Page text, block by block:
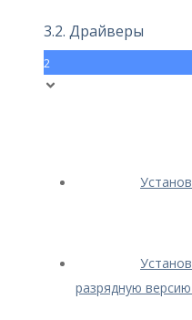
3.2. Драйверы
2
разрядную